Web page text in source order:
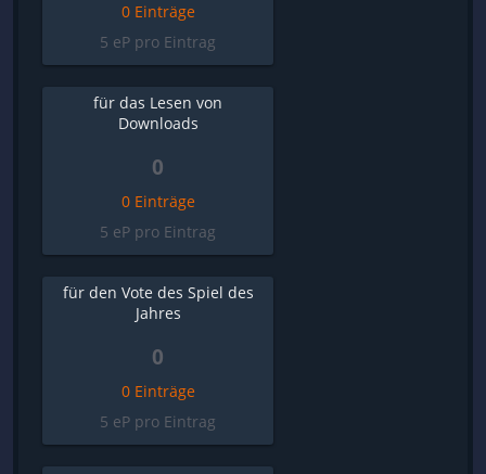
0 Einträge
5 eP pro Eintrag
für das Lesen von
Downloads
0
0 Einträge
5 eP pro Eintrag
für den Vote des Spiel des
Jahres
0
0 Einträge
5 eP pro Eintrag